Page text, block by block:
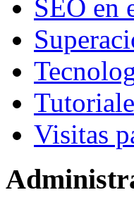
SEO en
Visitas